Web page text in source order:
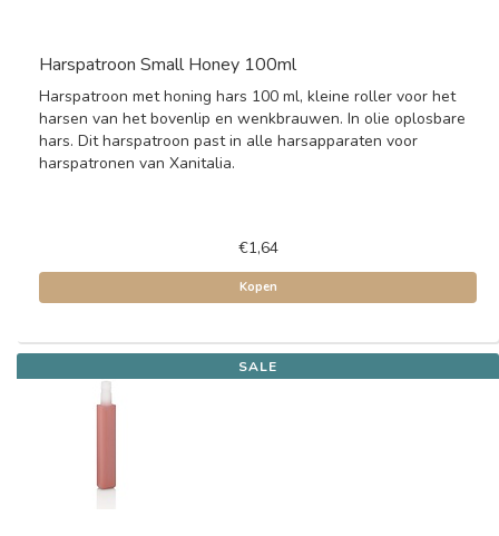
Harspatroon Small Honey 100ml
Harspatroon met honing hars 100 ml, kleine roller voor het
harsen van het bovenlip en wenkbrauwen. In olie oplosbare
hars. Dit harspatroon past in alle harsapparaten voor
harspatronen van Xanitalia.
€1,64
Kopen
SALE